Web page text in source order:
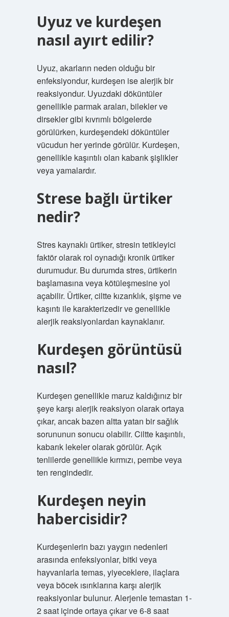
Uyuz ve kurdeşen
nasıl ayırt edilir?
Uyuz, akarların neden olduğu bir
enfeksiyondur, kurdeşen ise alerjik bir
reaksiyondur. Uyuzdaki döküntüler
genellikle parmak araları, bilekler ve
dirsekler gibi kıvrımlı bölgelerde
görülürken, kurdeşendeki döküntüler
vücudun her yerinde görülür. Kurdeşen,
genellikle kaşıntılı olan kabarık şişlikler
veya yamalardır.
Strese bağlı ürtiker
nedir?
Stres kaynaklı ürtiker, stresin tetikleyici
faktör olarak rol oynadığı kronik ürtiker
durumudur. Bu durumda stres, ürtikerin
başlamasına veya kötüleşmesine yol
açabilir. Ürtiker, ciltte kızarıklık, şişme ve
kaşıntı ile karakterizedir ve genellikle
alerjik reaksiyonlardan kaynaklanır.
Kurdeşen görüntüsü
nasıl?
Kurdeşen genellikle maruz kaldığınız bir
şeye karşı alerjik reaksiyon olarak ortaya
çıkar, ancak bazen altta yatan bir sağlık
sorununun sonucu olabilir. Ciltte kaşıntılı,
kabarık lekeler olarak görülür. Açık
tenlilerde genellikle kırmızı, pembe veya
ten rengindedir.
Kurdeşen neyin
habercisidir?
Kurdeşenlerin bazı yaygın nedenleri
arasında enfeksiyonlar, bitki veya
hayvanlarla temas, yiyeceklere, ilaçlara
veya böcek ısırıklarına karşı alerjik
reaksiyonlar bulunur. Alerjenle temastan 1-
2 saat içinde ortaya çıkar ve 6-8 saat